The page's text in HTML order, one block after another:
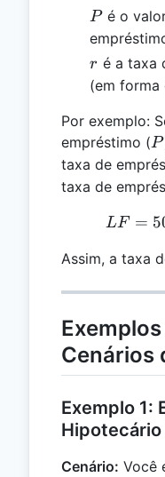
P
Pé o
r
r é a taxa
(em forma
Por exemplo:
empréstimo (P
P
taxa de
taxa de
LF =
Assim, a taxa
Cenários
Exemplo 1:
Hipotecário
Cenário: Você